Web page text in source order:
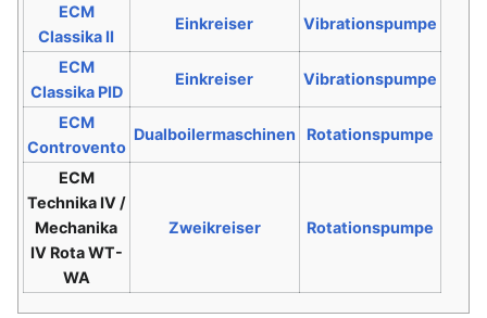
ECM
Classika II
Einkreiser Vibrationspumpe
ECM
Classika PID
Einkreiser Vibrationspumpe
ECM
Controvento
Dualboilermaschinen Rotationspumpe
ECM
Technika IV /
Mechanika
IV Rota WT-
WA
Zweikreiser Rotationspumpe